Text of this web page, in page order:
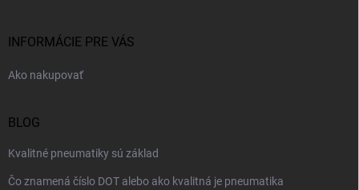
INFORMÁCIE PRE VÁS
Ako nakupovať
BLOG
Kvalitné pneumatiky sú základ
Čo znamená číslo DOT alebo ako kvalitná je pneumatika